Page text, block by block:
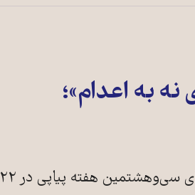
به اعدام»؛
کارزار «سه‌شنبه‌های نه به اعدام» اعلام کرد که زندانیان این کارزار برای سی‌وهشتمین هفته پیاپی در ۲۲